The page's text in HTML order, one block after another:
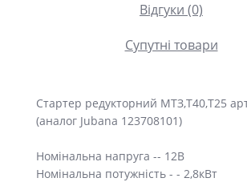
Відгуки (0)
Супутні товари
Стартер редукторний МТЗ,Т40,Т25
(аналог Jubana 123708101)
Номінальна напруга -- 12В
Номінальна потужність - - 2,8кВт